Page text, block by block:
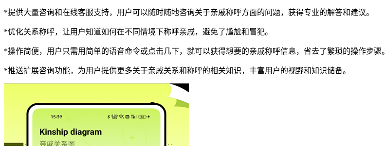
*提供大量咨询和在线客服支持，用户可以随时随地咨询关于亲戚称呼方面的问题，获得专业的解答和建议。
*优化关系称呼，让用户知道如何在不同情境下称呼亲戚，避免了尴尬和冒犯。
*操作简便，用户只需用简单的语音命令或点击几下，就可以获得想要的亲戚称呼信息，省去了繁琐的操作步骤。
*推送扩展咨询功能，为用户提供更多关于亲戚关系和称呼的相关知识，丰富用户的视野和知识储备。